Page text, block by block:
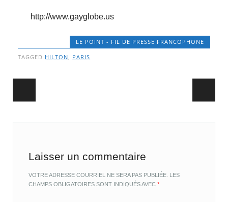
http://www.gayglobe.us
LE POINT - FIL DE PRESSE FRANCOPHONE
TAGGED HILTON, PARIS
Post navigation
Laisser un commentaire
VOTRE ADRESSE COURRIEL NE SERA PAS PUBLIÉE. LES
CHAMPS OBLIGATOIRES SONT INDIQUÉS AVEC*